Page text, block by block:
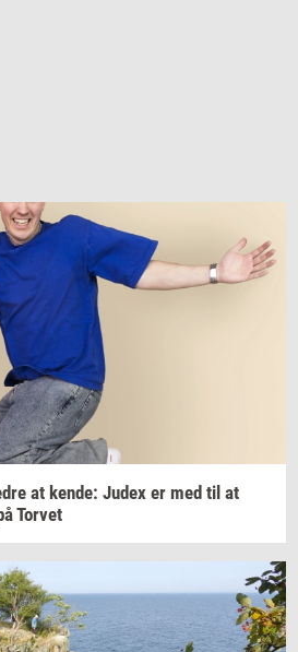
at kende: Judex er med til at
Tor­vet